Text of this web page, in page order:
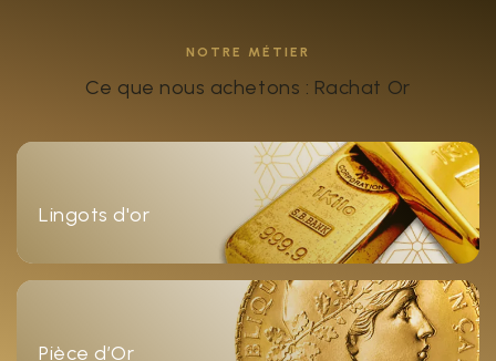
NOTRE MÉTIER
Ce que nous achetons : Rachat Or
Lingots d'or
Pièce d’Or